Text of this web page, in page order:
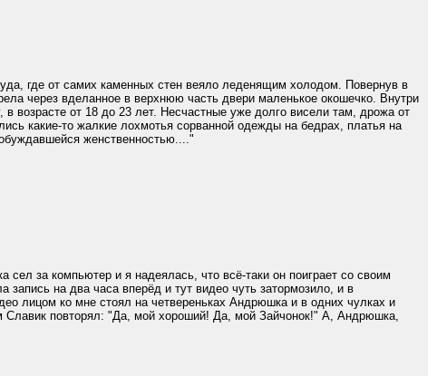
где от самих каменных стен веяло леденящим холодом. Повернув в
через вделанное в верхнюю часть двери маленькое окошечко. Внутри
возрасте от 18 до 23 лет. Несчастные уже долго висели там, дрожа от
какие-то жалкие лохмотья сорванной одежды на бедрах, платья на
женственностью...."
за компьютер и я надеялась, что всё-таки он поиграет со своим
на два часа вперёд и тут видео чуть затормозило, и в
лицом ко мне стоял на четвереньках Андрюшка и в одних чулках и
Славик повторял: "Да, мой хороший! Да, мой Зайчонок!" А, Андрюшка,